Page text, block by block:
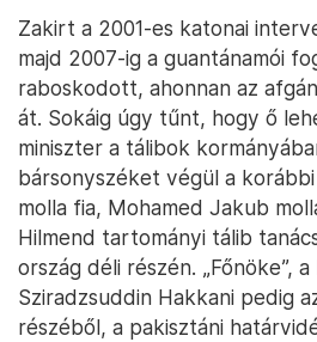
Zakirt a 2001-es katonai
majd 2007-ig a guantánamói
raboskodott, ahonnan az
át. Sokáig úgy tűnt, hogy ő
miniszter a tálibok
bársonyszéket végül a
molla fia, Mohamed Jakub
Hilmend tartományi tálib
ország déli részén. „Főnöke”,
Sziradzsuddin Hakkani pedig
részéből, a pakisztáni